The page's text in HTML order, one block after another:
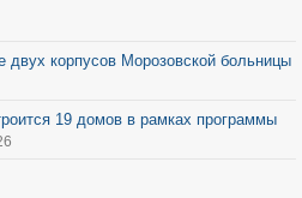
двух корпусов Морозовской больницы
19 домов в рамках программы